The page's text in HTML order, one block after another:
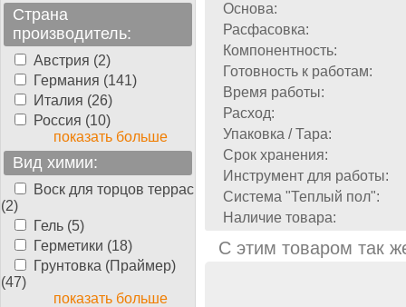
Страна
производитель:
Австрия (2)
Германия (141)
Италия (26)
Россия (10)
показать больше
Вид химии:
Воск для торцов террас
(2)
Гель (5)
Герметики (18)
Грунтовка (Праймер)
(47)
показать больше
Основа:
Расфасовка:
Компонентность:
Готовность к работам:
Время работы:
Расход:
Упаковка / Тара:
Срок хранения:
Инструмент для работы:
Система "Теплый пол":
Наличие товара:
С этим товаром так